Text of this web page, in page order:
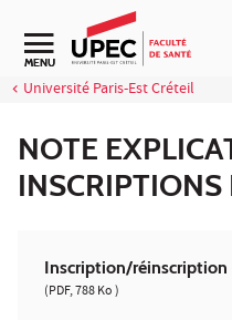
Aller au contenu
Navigation secondaire
MENU
Université Paris-Est Créteil
NOTE
Inscription/
(PDF, 788 Ko )